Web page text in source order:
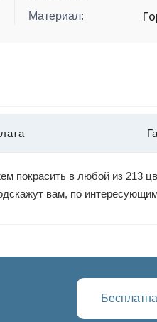
Материал:
покрасить в любой из 213
вам, по